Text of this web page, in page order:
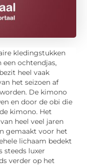
kledingstukken
een ochtendjas,
heel vaak
het seizoen af
De kimono
en door de obi die
kimono. Het
heel veel jaren
gemaakt voor het
lichaam bedekt
steeds luxer
verder op het